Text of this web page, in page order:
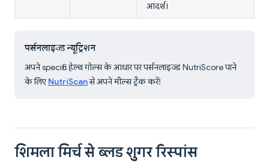
आदर्श।
पर्सनलाइज्ड न्यूट्रिशन
अपने specific हेल्थ गोल्स के आधार पर पर्सनलाइज्ड NutriScore पाने
के लिए NutriScanसे अपने मील्स ट्रैक करें!
शिमला मिर्च से ब्लड शुगर रिस्पांस